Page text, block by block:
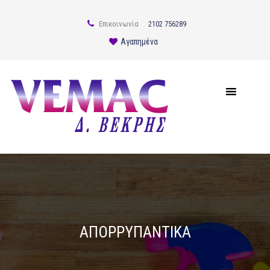
Επικοινωνία 2102 756289
Αγαπημένα
ΑΠΟΡΡΥΠΑΝΤΙΚΑ